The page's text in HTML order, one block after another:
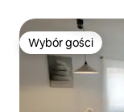
Wybór gości
Wybór gości